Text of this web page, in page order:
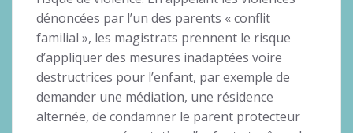
dénoncées par l’un des parents « conflit
familial », les magistrats prennent le risque
d’appliquer des mesures inadaptées voire
destructrices pour l’enfant, par exemple de
demander une médiation, une résidence
alternée, de condamner le parent protecteur